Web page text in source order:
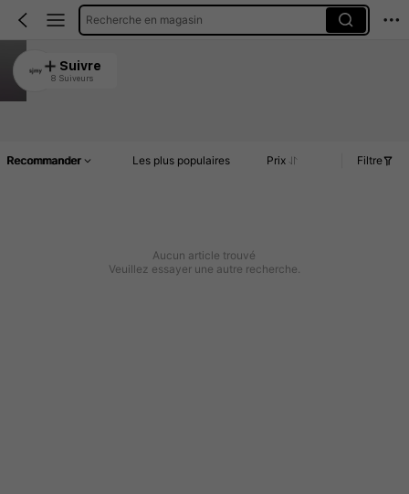
Recherche en magasin
sjmy
4.83
Suivre
8 Suiveurs
Recommander Les plus populaires Prix Filtre
Aucun article trouvé
Veuillez essayer une autre recherche.